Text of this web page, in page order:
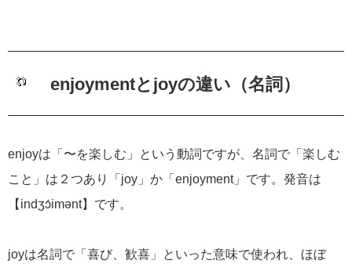
enjoymentとjoyの違い（名詞）
enjoyは「〜を楽しむ」という動詞ですが、名詞で「楽しむ
こと」は２つあり「joy」か「enjoyment」です。発音は
【indʒɔ́imənt】です。
joyは名詞で「喜び、歓喜」といった意味で使われ、ほぼ